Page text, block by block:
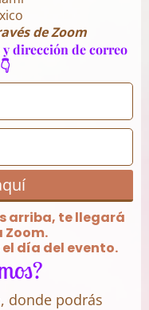
de Zoom
dirección de correo
arriba, te llegará
Zoom.
día del evento.
donde podrás